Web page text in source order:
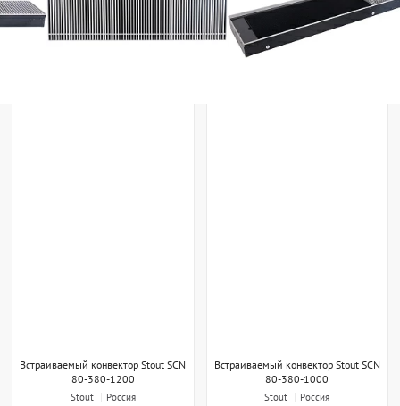
Встраиваемый конвектор Stout SCN
80-380-1200
Stout
Россия
Встраиваемый конвектор Stout SCN
80-380-1000
Stout
Россия